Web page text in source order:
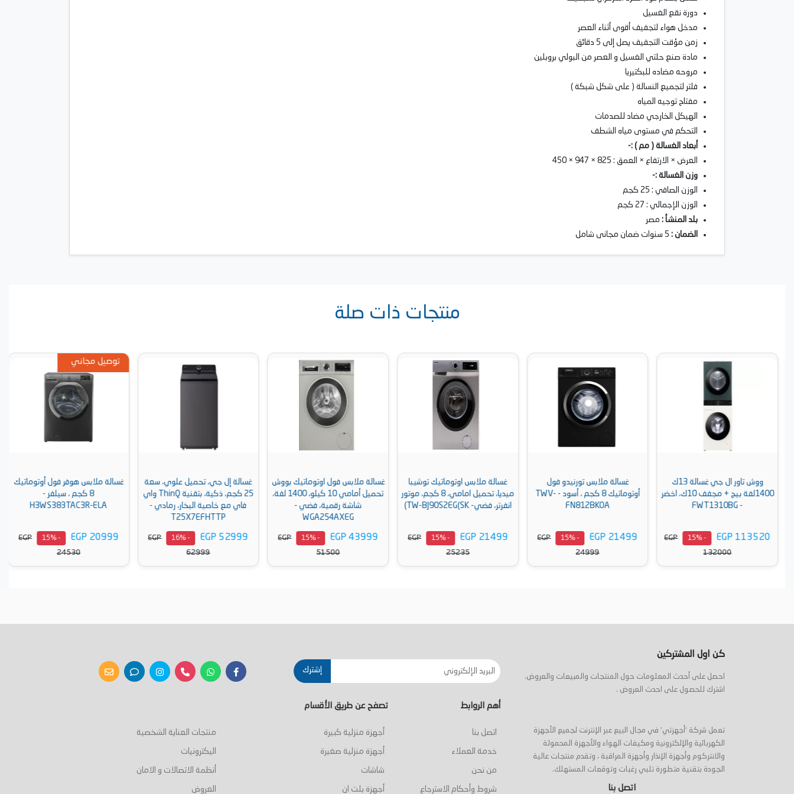
دورة نقع الغسيل
مدخل هواء لتجفيف أقوى أثناء العصر
زمن مؤقت التجفيف يصل إلى 5 دقائق
مادة صنع حلتي الغسيل و العصر من البولي بروبلين
مروحه مضاده للبكتيريا
فلتر لتجميع النسالة ( على شكل شبكة )
مفتاح توجيه المياه
الهيكل الخارجي مضاد للصدمات
التحكم في مستوى مياه الشطف
أبعاد الغسالة ( مم ) :-
العرض × الارتفاع × العمق : 825 × 947 × 450
وزن الغسالة :-
الوزن الصافي : 25 كجم
الوزن الإجمالي : 27 كجم
بلد المنشأ : مصر
الضمان :
منتجات ذات صلة
ووش تاور ال جي غسالة 13ك
1400لفة بيج + مجفف 10ك، اخضر
EGP 113520
EGP
132000
غسالة ملابس تورنيدو فول
أوتوماتيك 8 كجم ، أسود - TWV-
FN812BKOA
EGP 21499
EGP
24999
غسالة ملابس اوتوماتيك توشيبا
ميديا، تحميل امامي، 8 كجم، موتور
انفرتر، فضي- TW-BJ90S2EG(SK)
EGP 21499
EGP
25235
غسالة ملابس فول اوتوماتيك بووش
تحميل أمامي 10 كيلو، 1400 لفة،
شاشة رقمية، فضي -
WGA254AXEG
EGP 43999
EGP
51500
غسالة إل جي، تحميل علوي، سعة
25 كجم، ذكية، بتقنية ThinQ واي
فاي مع خاصية البخار، رمادي -
T25X7EFHTTP
EGP 52999
EGP
62999
توصيل مجاني
غسالة ملابس هوفر فول أوتوماتيك
8 كجم ، سيلفر -
H3WS383TAC3R-ELA
EGP 20999
EGP
24530
كن اول المشتركين
احصل على أحدث المعلومات حول المنتجات والمبيعات والعروض.
اشترك للحصول على احدث العروض .
إشترك
تعمل شركة 'أجهزتي' في مجال البيع عبر الإنترنت لجميع الأجهزة
الكهربائية والإلكترونية ومكيفات الهواء والأجهزة المحمولة
والانتركوم وأجهزة الإنذار وأجهزة المراقبة ، وتقدم منتجات عالية
الجودة بتقنية متطورة تلبي رغبات وتوقعات المستهلك.
اتصل بنا
أهم الروابط
اتصل بنا
خدمة العملاء
من نحن
شروط وأحكام الاسترجاع
تصفح عن طريق الأقسام
أجهزة منزلية كبيرة
أجهزة منزلية صغيرة
شاشات
أجهزة بلت ان
منتجات العناية الشخصية
اليكترونيات
أنظمة الاتصالات و الامان
العروض